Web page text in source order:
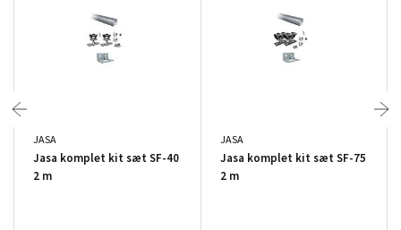
JASA
Jasa komplet kit sæt SF-40
2 m
JASA
Jasa komplet kit sæt SF-75
2 m